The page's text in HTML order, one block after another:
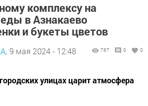
комплексу на
в Азнакаево
и букеты цветов
9 мая 2024 - 12:48 767 0 0
улицах царит атмосфера